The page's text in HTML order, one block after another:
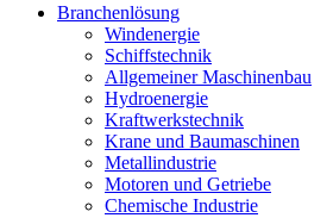
Branchenlösung
Windenergie
Schiffstechnik
Allgemeiner Maschinenbau
Hydroenergie
Kraftwerkstechnik
Krane und Baumaschinen
Metallindustrie
Motoren und Getriebe
Chemische Industrie